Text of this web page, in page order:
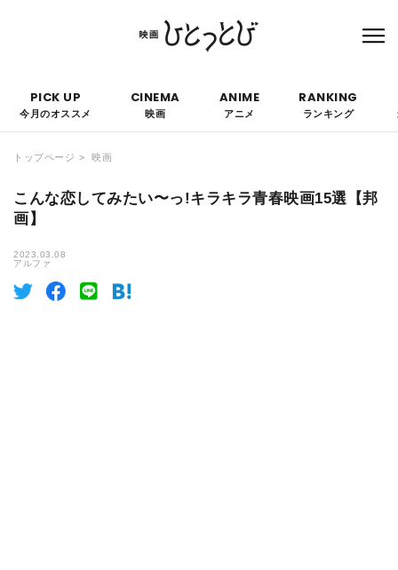
て優遇されることはありません。
PICK UP
今月のオススメ
CINEMA
映画
ANIME
アニメ
RANKING
ランキング
トップページ 映画
こんな恋してみたい〜っ!キラキラ青春映画15選【邦
画】
2023.03.08
アルファ